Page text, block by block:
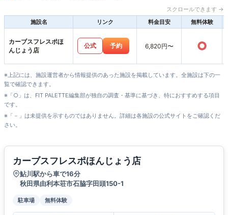
スクロールできます →
施設名
リンク 料金目安 無料体験
カーブスフレスポほ
んじょう店
公式 予約 6,820円〜 ○
※上記には、施設運営者から情報提供のあった施設を掲載しています。全施設は下の一
覧で確認できます。
※「○」は、FIT PALETTE編集部が独自の調査・基準に基づき、特におすすめする項目
です。
※「－」は未提供を示すものではありません。詳細は各施設の公式サイトをご確認くだ
さい。
カーブスフレスポほんじょう店
鮎川駅から車で16分
秋田県由利本荘市石脇字田頭150-1
駐車場 無料体験